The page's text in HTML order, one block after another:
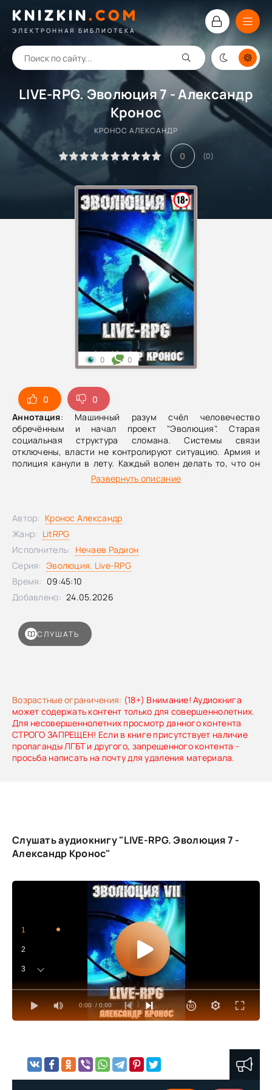
KNIZKIN. COM
ЭЛЕКТРОННАЯ БИБЛИОТЕКА
LIVE-RPG. Эволюция 7 - Александр
Кронос
КРОНОС АЛЕКСАНДР
0 (0)
0
0
Аннотация: Машинный разум счёл человечество
обречённым и начал проект "Эволюция". Старая
социальная структура сломана. Системы связи
отключены, власти не контролируют ситуацию. Армия и
полиция канули в лету. Каждый волен делать то, что он
хочет и неограниченно модернизировать своё тело.
Развернуть описание
Возрастные ограничения: (18+) Внимание! Аудиокнига
может содержать контент только для совершеннолетних.
Для несовершеннолетних просмотр данного контента
СТРОГО ЗАПРЕЩЕН! Если в книге присутствует наличие
пропаганды ЛГБТ и другого, запрещенного контента -
просьба написать на почту для удаления материала.
0 0
СЛУШАТЬ
Автор: Кронос Александр
Жанр: LitRPG
Исполнитель: Нечаев Радион
Серия: Эволюция. Live-RPG
Время: 09:45:10
Добавлено: 24.05.2026
Слушать аудиокнигу "LIVE-RPG. Эволюция 7 -
Александр Кронос"
0:00 / 0:00
1
2
3
4